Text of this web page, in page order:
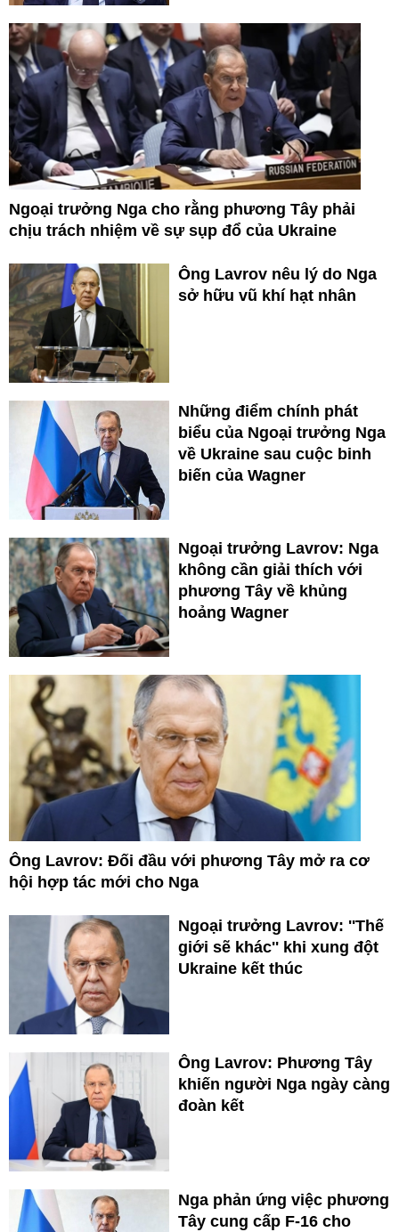
Ngoại trưởng Nga cho rằng phương Tây phải
chịu trách nhiệm về sự sụp đổ của Ukraine
Ông Lavrov nêu lý do Nga
sở hữu vũ khí hạt nhân
Những điểm chính phát
biểu của Ngoại trưởng Nga
về Ukraine sau cuộc binh
biến của Wagner
Ngoại trưởng Lavrov: Nga
không cần giải thích với
phương Tây về khủng
hoảng Wagner
Ông Lavrov: Đối đầu với phương Tây mở ra cơ
hội hợp tác mới cho Nga
Ngoại trưởng Lavrov: ''Thế
giới sẽ khác'' khi xung đột
Ukraine kết thúc
Ông Lavrov: Phương Tây
khiến người Nga ngày càng
đoàn kết
Nga phản ứng việc phương
Tây cung cấp F-16 cho